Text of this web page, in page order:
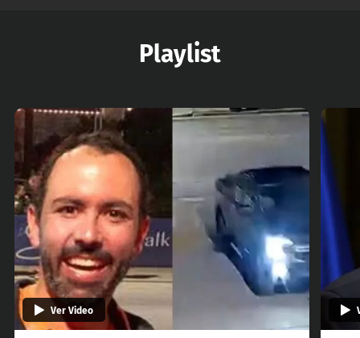
Playlist
Ver Video